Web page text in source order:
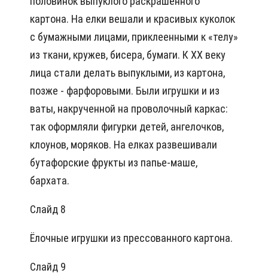
картона. На елки вешали и красивых куколок
с бумажными лицами, приклеенными к «телу»
из ткани, кружев, бисера, бумаги. К XX веку
лица стали делать выпуклыми, из картона,
позже - фарфоровыми. Были игрушки и из
ваты, накрученной на проволочный каркас:
так оформляли фигурки детей, ангелочков,
клоунов, моряков. На елках развешивали
бутафорские фрукты из папье-маше,
бархата.
Слайд 8
Ёлочные игрушки из прессованного картона.
Слайд 9